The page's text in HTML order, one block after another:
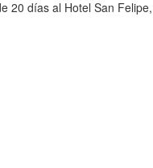
20 días al Hotel San